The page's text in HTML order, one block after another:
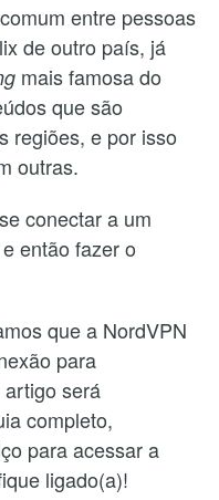
entre pessoas
de outro país, já
mais famosa do
que são
regiões, e por isso
outras.
conectar a um
então fazer o
que a NordVPN
para
será
completo,
para acessar a
ligado(a)!